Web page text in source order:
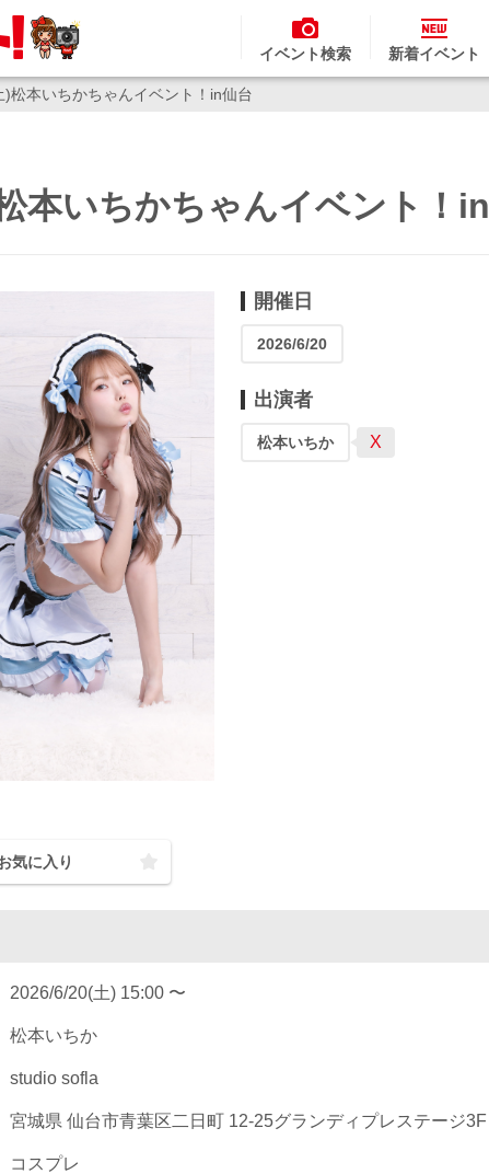
イベント検索 新着イベント
)松本いちかちゃんイベント！in仙台
本いちかちゃんイベント！
気に入り
開催日
2026/6/20
出演者
松本いちか X
2026/6/20(土) 15:00 〜
松本いちか
studio sofla
宮城県 仙台市青葉区二日町 12-25グランディプレステージ3F
コスプレ